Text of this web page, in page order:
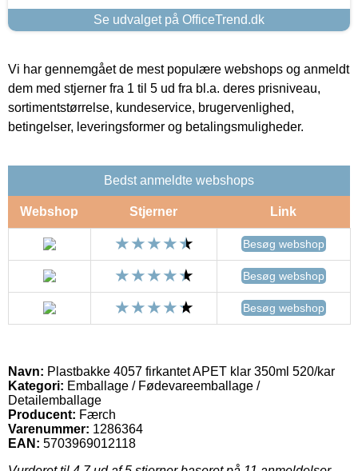
Se udvalget på OfficeTrend.dk
Vi har gennemgået de mest populære webshops og anmeldt
dem med stjerner fra 1 til 5 ud fra bl.a. deres prisniveau,
sortimentstørrelse, kundeservice, brugervenlighed,
betingelser, leveringsformer og betalingsmuligheder.
Bedst anmeldte webshops
Webshop Stjerner Link
Besøg webshop
Besøg webshop
Besøg webshop
Navn: Plastbakke 4057 firkantet APET klar 350ml 520/kar
Kategori: Emballage / Fødevareemballage /
Detailemballage
Producent: Færch
Varenummer: 1286364
EAN: 5703969012118